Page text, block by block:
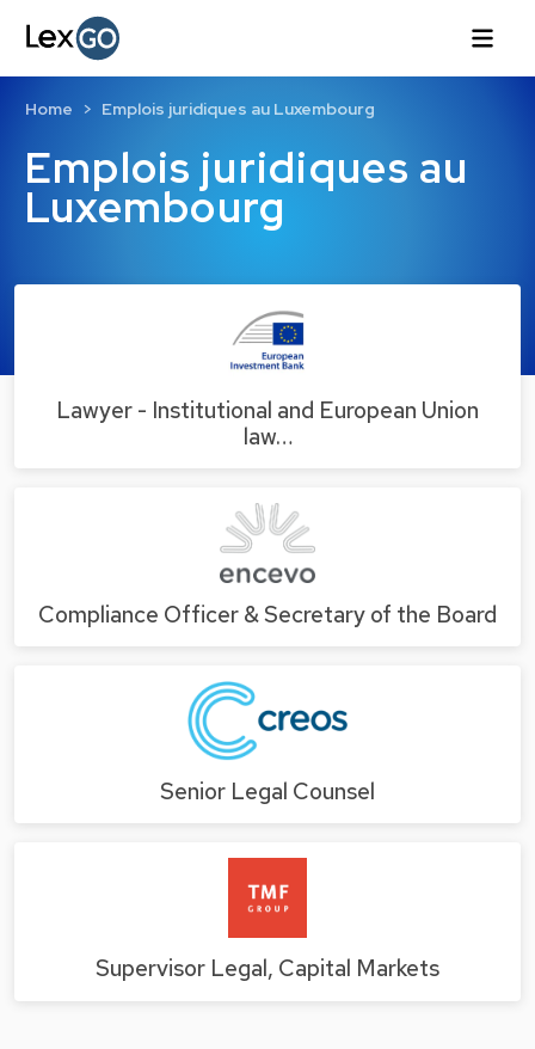
Emplois juridiques au
Luxembourg
Home Emplois juridiques au Luxembourg
Lawyer - Institutional and European Union
law…
Compliance Officer & Secretary of the Board
Senior Legal Counsel
Supervisor Legal, Capital Markets